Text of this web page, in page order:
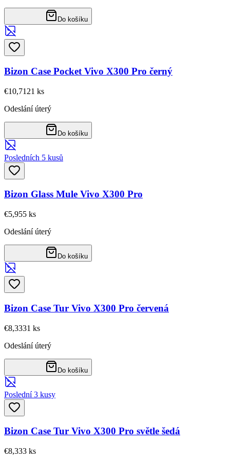
Do košíku
Bizon Case Pocket Vivo X300 Pro černý
€10,71 21 ks
Odeslání úterý
Do košíku
Posledních 5 kusů
Bizon Glass Mule Vivo X300 Pro
€5,955 ks
Odeslání úterý
Do košíku
Bizon Case Tur Vivo X300 Pro červená
€8,3331 ks
Odeslání úterý
Do košíku
Poslední 3 kusy
Bizon Case Tur Vivo X300 Pro světle šedá
€8,333 ks